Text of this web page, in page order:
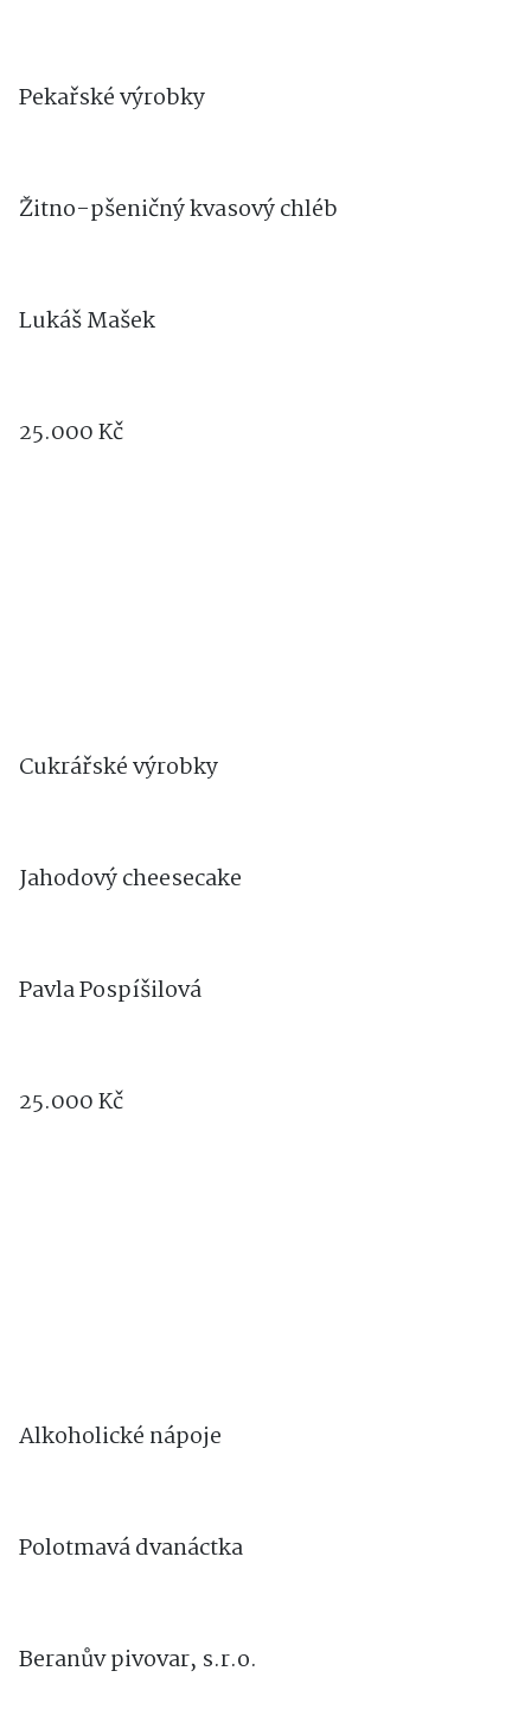
Pekařské výrobky
Žitno-pšeničný kvasový chléb
Lukáš Mašek
25.000 Kč
Cukrářské výrobky
Jahodový cheesecake
Pavla Pospíšilová
25.000 Kč
Alkoholické nápoje
Polotmavá dvanáctka
Beranův pivovar, s.r.o.